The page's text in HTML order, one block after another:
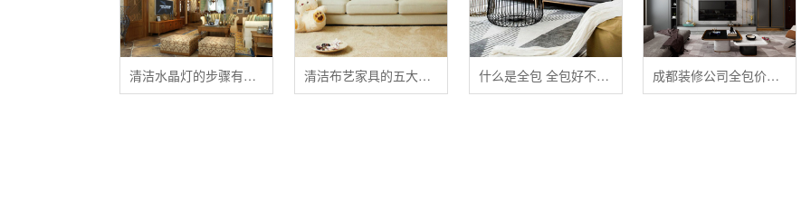
清洁水晶灯的步骤有哪些？ 清洁布艺家具的五大禁忌 什么是全包 全包好不好 全包装修注意事项有哪些 成都装修公司全包价格 成都全包装修多少钱一平